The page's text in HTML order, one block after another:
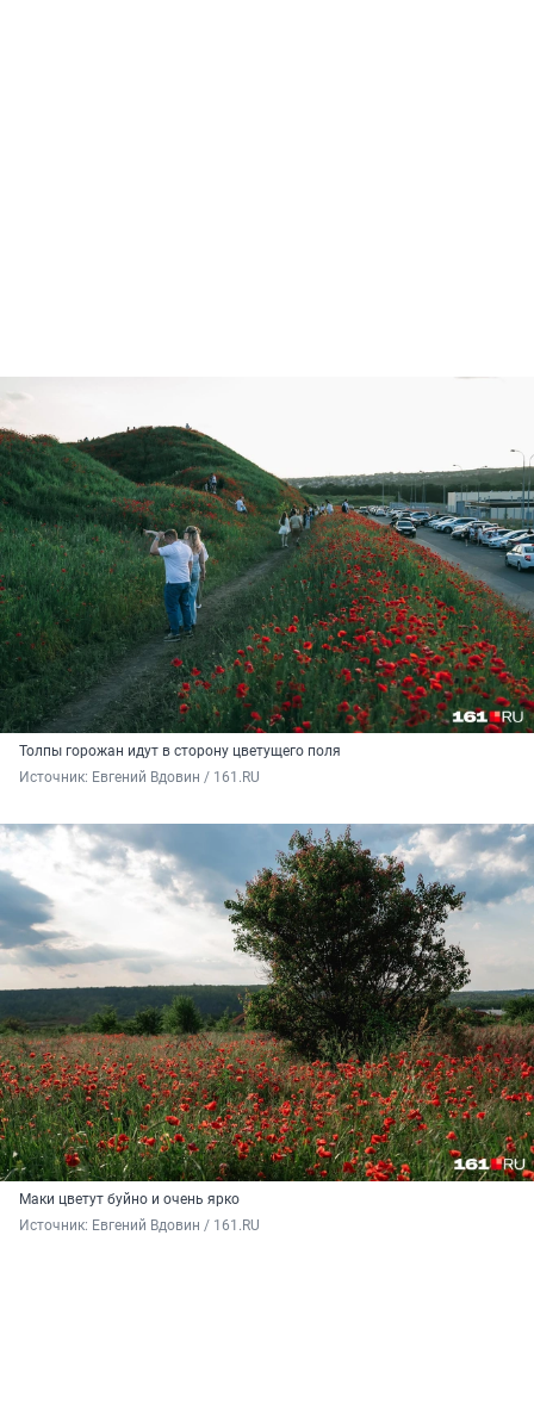
Толпы горожан идут в сторону цветущего поля
Источник: Евгений Вдовин / 161.RU
Маки цветут буйно и очень ярко
Источник: Евгений Вдовин / 161.RU